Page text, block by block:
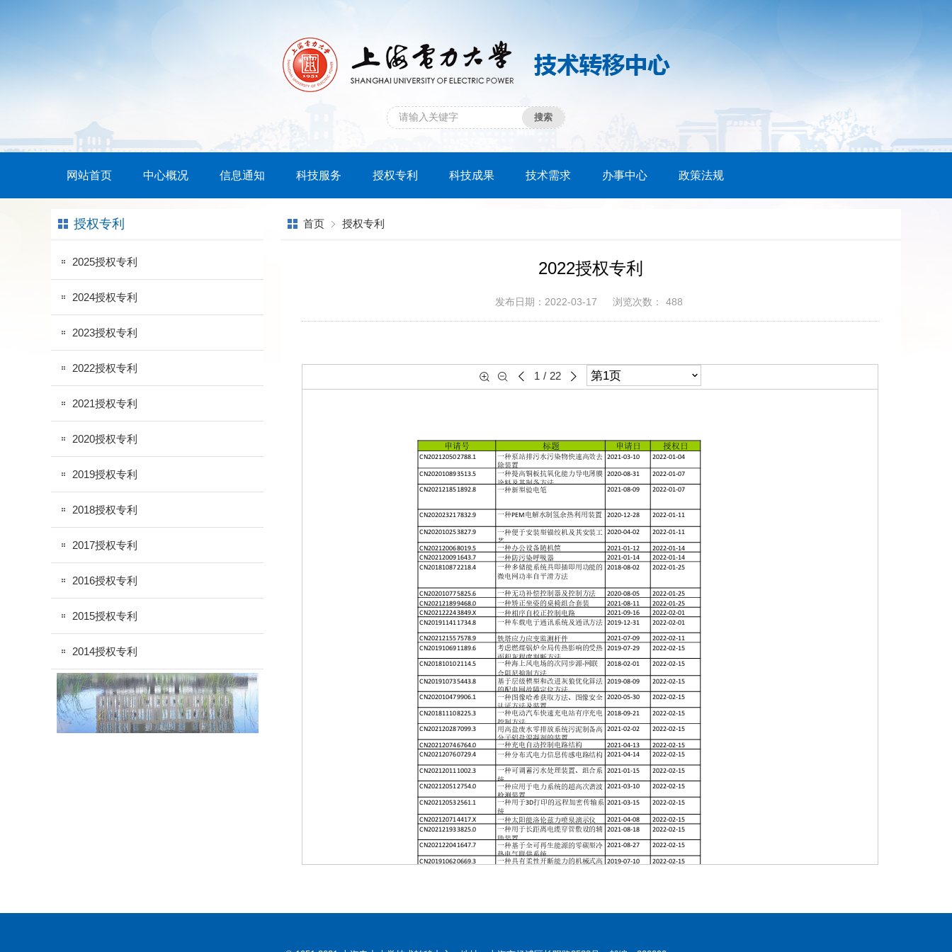
网站首页 中心概况 信息通知 科技服务 授权专利 科技成果 技术需求 办事中心 政策法规
授权专利
2025授权专利
2024授权专利
2023授权专利
2022授权专利
2021授权专利
2020授权专利
2019授权专利
2018授权专利
2017授权专利
2016授权专利
2015授权专利
2014授权专利
首页 授权专利
2022授权专利
发布日期：2022-03-17 浏览次数： 488
1 / 22